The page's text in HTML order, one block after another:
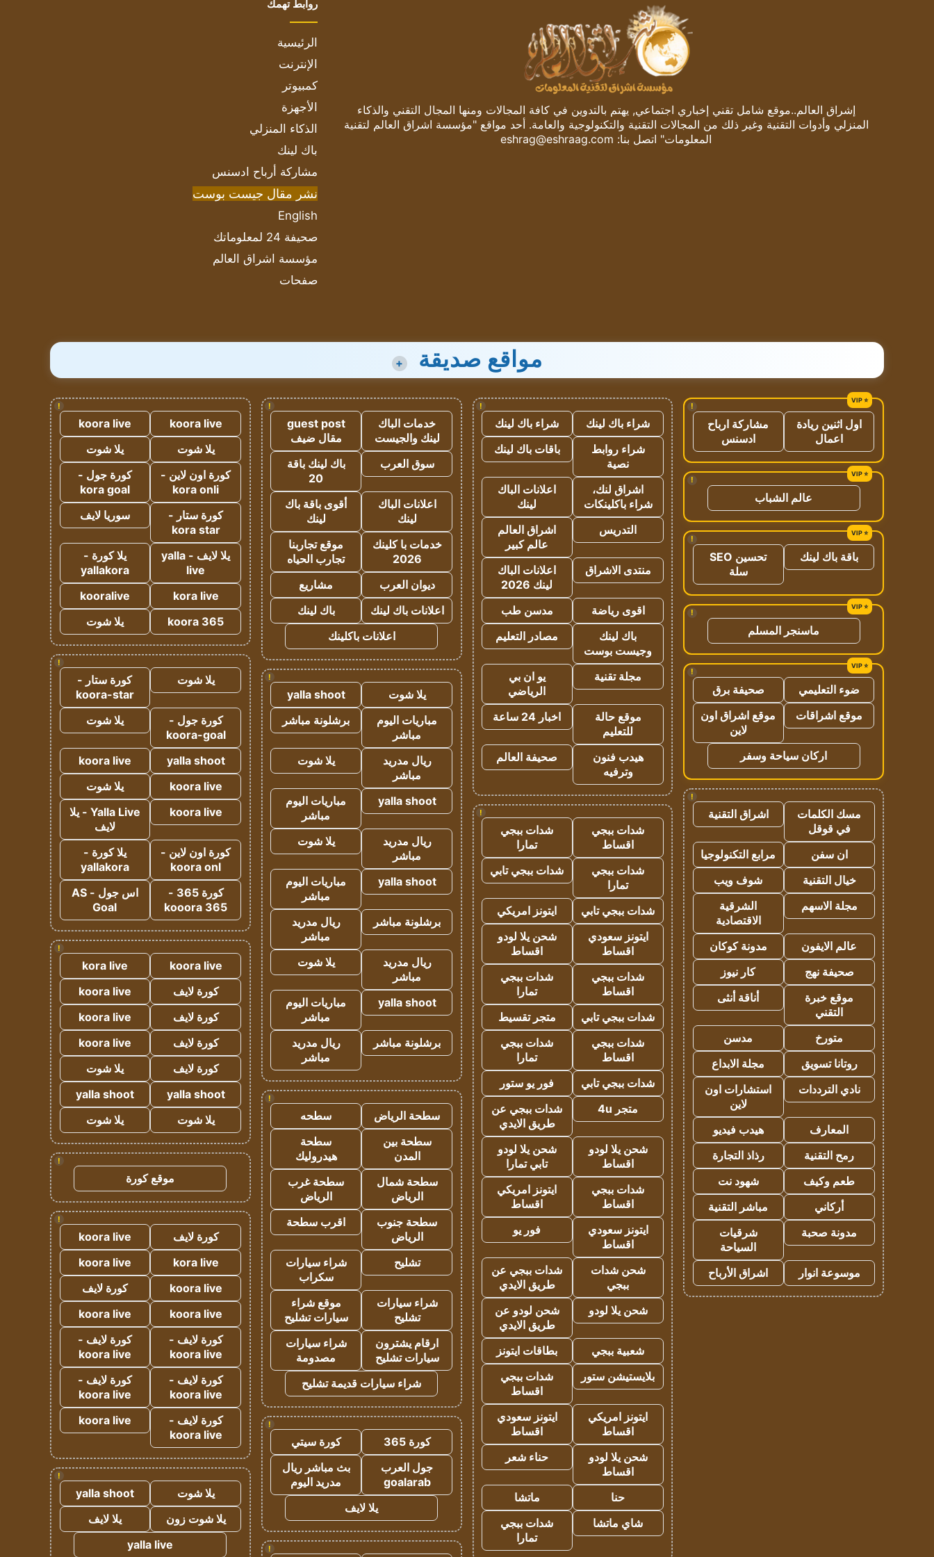
إشراق العالم..موقع شامل تقني إخباري اجتماعي, يهتم بالتدوين في كافة المجالات ومنها المجال التقني والذكاء
المنزلي وأدوات التقنية وغير ذلك من المجالات التقنية والتكنولوجية والعامة. أحد مواقع "مؤسسة اشراق العالم لتقنية
المعلومات" اتصل بنا: eshrag@eshraag.com
روابط تهمك
الرئيسية
الإنترنت
كمبيوتر
الأجهزة
الذكاء المنزلي
باك لينك
مشاركة أرباح ادسنس
نشر مقال جيست بوست
English
صحيفة 24 لمعلوماتك
مؤسسة اشراق العالم
صفحات
مواقع صديقة +
!
اول اثنين ريادة
اعمال
مشاركة ارباح
ادسنس
!
عالم الشباب
!
باقة باك لينك
تحسين SEO
سلة
!
ماسنجر المسلم
!
ضوء التعليمي
صحيفة برق
موقع اشراقات
موقع اشراق اون
لاين
اركان سياحة وسفر
!
مسك الكلمات
في قوقل
اشراق التقنية
ان سفن
مرابع التكنولوجيا
خيال التقنية
شوف ويب
مجلة الاسهم
الشرقية
الاقتصادية
عالم الايفون
مدونة كوكان
صحيفة نهج
كار نيوز
موقع خبرة
التقني
أناقة أنثى
متورخ
مدسن
روتانا تسويق
مجلة الابداع
نادي الترددات
استشارات اون
لاين
المعارف
هيدب فيديو
رمح التقنية
رذاذ التجارة
طعم وكيف
شهود نت
أركاني
مباشر التقنية
مدونة صحبة
شرقيات
السياحة
موسوعة انوار
اشراق الأرباح
!
شراء باك لينك
شراء باك لينك
شراء روابط
نصية
باقات باك لينك
اشراق لنك،
شراء باكلينكات
اعلانات الباك
لينك
التدريس
اشراق العالم
عالم كبير
منتدى الاشراق
اعلانات الباك
لينك 2026
اقوى رياضة
مدسن طب
باك لينك
وجيست بوست
مصادر التعليم
مجلة تقنية
يو ان بي
الرياضي
موقع حالة
للتعليم
اخبار 24 ساعة
هيدب فنون
وترفيه
صحيفة العالم
!
شدات ببجي
اقساط
شدات ببجي
تمارا
شدات ببجي
تمارا
شدات ببجي تابي
شدات ببجي تابي
ايتونز امريكي
ايتونز سعودي
اقساط
شحن يلا لودو
اقساط
شدات ببجي
اقساط
شدات ببجي
تمارا
شدات ببجي تابي
متجر تقسيط
شدات ببجي
اقساط
شدات ببجي
تمارا
شدات ببجي تابي
فور يو ستور
متجر 4u
شدات ببجي عن
طريق الايدي
شحن يلا لودو
اقساط
شحن يلا لودو
تابي تمارا
شدات ببجي
اقساط
ايتونز امريكي
اقساط
ايتونز سعودي
اقساط
فور يو
شحن شدات
ببجي
شدات ببجي عن
طريق الايدي
شحن يلا لودو
شحن لودو عن
طريق الايدي
شعبية ببجي
بطاقات ايتونز
بلايستيشن ستور
شدات ببجي
اقساط
ايتونز امريكي
اقساط
ايتونز سعودي
اقساط
شحن يلا لودو
اقساط
حناء شعر
حنا
ماتشا
شاي ماتشا
شدات ببجي
تمارا
!
خدمات الباك
لينك والجيست
guest post
مقال ضيف
سوق العرب
باك لينك باقة
20
اعلانات الباك
لينك
أقوى باقة باك
لينك
خدمات با كلينك
2026
موقع تجاربنا
تجارب الحياه
ديوان العرب
مشاريع
اعلانات باك لينك
باك لينك
اعلانات باكلينك
!
يلا شوت
yalla shoot
مباريات اليوم
مباشر
برشلونة مباشر
ريال مدريد
مباشر
يلا شوت
yalla shoot
مباريات اليوم
مباشر
ريال مدريد
مباشر
يلا شوت
yalla shoot
مباريات اليوم
مباشر
برشلونة مباشر
ريال مدريد
مباشر
ريال مدريد
مباشر
يلا شوت
yalla shoot
مباريات اليوم
مباشر
برشلونة مباشر
ريال مدريد
مباشر
!
سطحة الرياض
سطحه
سطحة بين
المدن
سطحة
هيدروليك
سطحة شمال
الرياض
سطحة غرب
الرياض
سطحة جنوب
الرياض
اقرب سطحة
تشليح
شراء سيارات
سكراب
شراء سيارات
تشليح
موقع شراء
سيارات تشليح
ارقام يشترون
سيارات تشليح
شراء سيارات
مصدومة
شراء سيارات قديمة تشليح
!
كورة 365
كورة سيتي
جول العرب
goalarab
بث مباشر ريال
مدريد اليوم
يلا لايف
!
!
koora live
koora live
يلا شوت
يلا شوت
كورة اون لاين -
kora onli
كورة جول -
kora goal
كورة ستار -
kora star
سوريا لايف
يلا لايف - yalla
live
يلا كورة -
yallakora
kora live
kooralive
koora 365
يلا شوت
!
يلا شوت
كورة ستار -
koora-star
كورة جول -
koora-goal
يلا شوت
yalla shoot
koora live
koora live
يلا شوت
koora live
Yalla Live - يلا
لايف
كورة اون لاين -
koora onl
يلا كورة -
yallakora
كورة 365 -
kooora 365
اس جول - AS
Goal
!
koora live
kora live
كورة لايف
koora live
كورة لايف
koora live
كورة لايف
koora live
كورة لايف
يلا شوت
yalla shoot
yalla shoot
يلا شوت
يلا شوت
!
موقع كورة
!
كورة لايف
koora live
kora live
koora live
koora live
كورة لايف
koora live
koora live
كورة لايف -
koora live
كورة لايف -
koora live
كورة لايف -
koora live
كورة لايف -
koora live
كورة لايف -
koora live
koora live
!
يلا شوت
yalla shoot
يلا شوت زون
يلا لايف
yalla live